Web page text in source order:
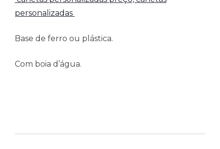
personalizadas
Base de ferro ou plástica.
Com boia d’água.